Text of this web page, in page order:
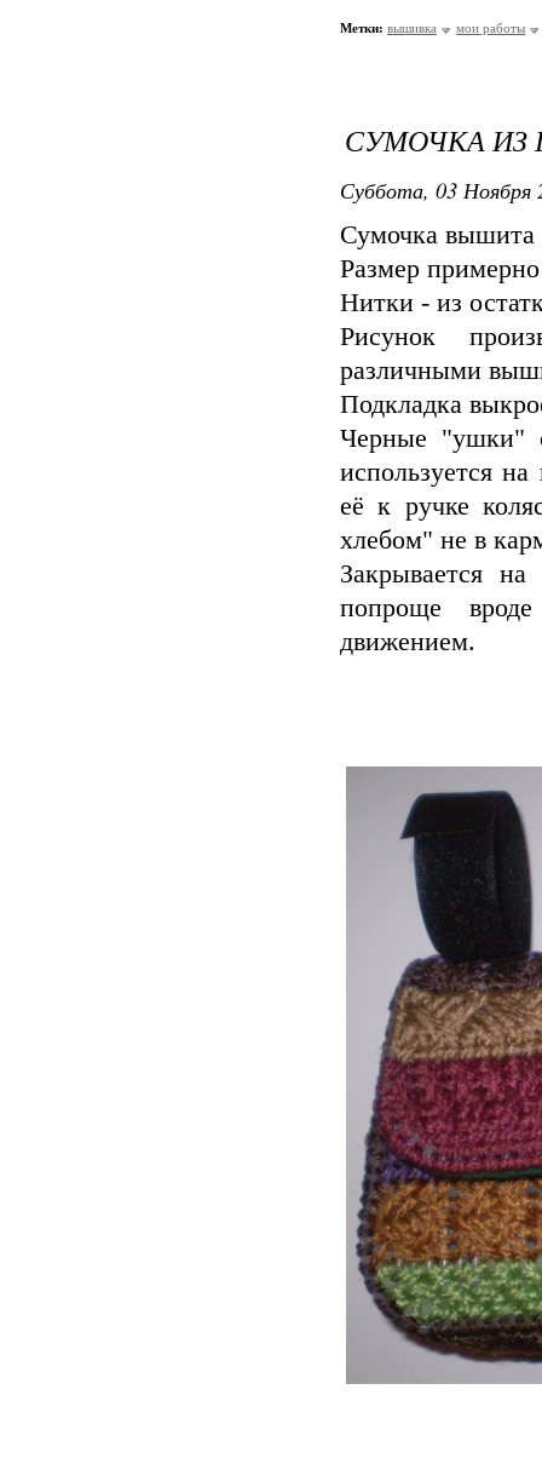
Метки: вышивка мои работы
СУМОЧКА ИЗ
Суббота, 03 Ноября
Сумочка вышита
Размер
Нитки - из
Рисунок
различными
Подкладка
Черные "ушки"
используется
её к ручке
хлебом" не в
Закрывается
попроще
движением.